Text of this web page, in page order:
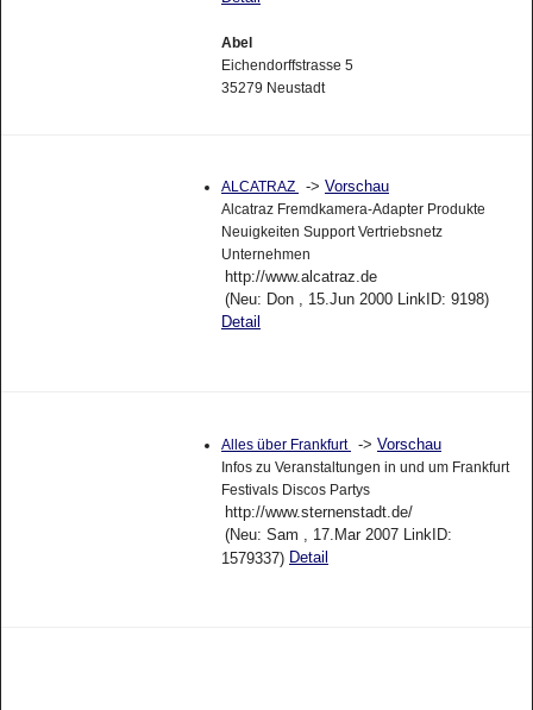
Abel
Eichendorffstrasse 5
35279 Neustadt
ALCATRAZ -> Vorschau
Alcatraz Fremdkamera-Adapter Produkte
Neuigkeiten Support Vertriebsnetz
Unternehmen
http://www.alcatraz.de
(Neu: Don , 15.Jun 2000 LinkID: 9198)
Detail
Alles über Frankfurt -> Vorschau
Infos zu Veranstaltungen in und um Frankfurt
Festivals Discos Partys
http://www.sternenstadt.de/
(Neu: Sam , 17.Mar 2007 LinkID:
1579337) Detail